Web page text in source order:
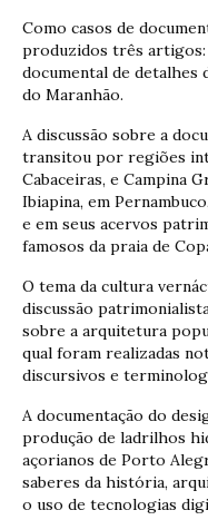
Como casos de
produzidos três artigos:
documental de detalhes
do Maranhão.
A discussão sobre a
transitou por regiões
Cabaceiras, e Campina
Ibiapina, em
e em seus acervos
famosos da praia de
O tema da cultura
discussão
sobre a arquitetura
qual foram realizadas
discursivos e
A documentação do
produção de ladrilhos
açorianos de Porto
saberes da história,
o uso de tecnologias